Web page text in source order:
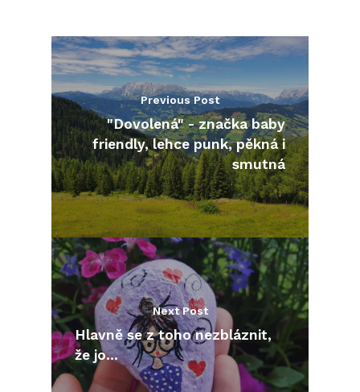
Previous Post
"Dovolená" - značka baby
friendly, lehce punk, pěkná i
smutná
Next Post
Hlavně se z toho nezbláznit,
že jo...